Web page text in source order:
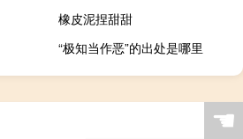
橡皮泥捏甜甜
“极知当作恶”的出处是哪里
☚